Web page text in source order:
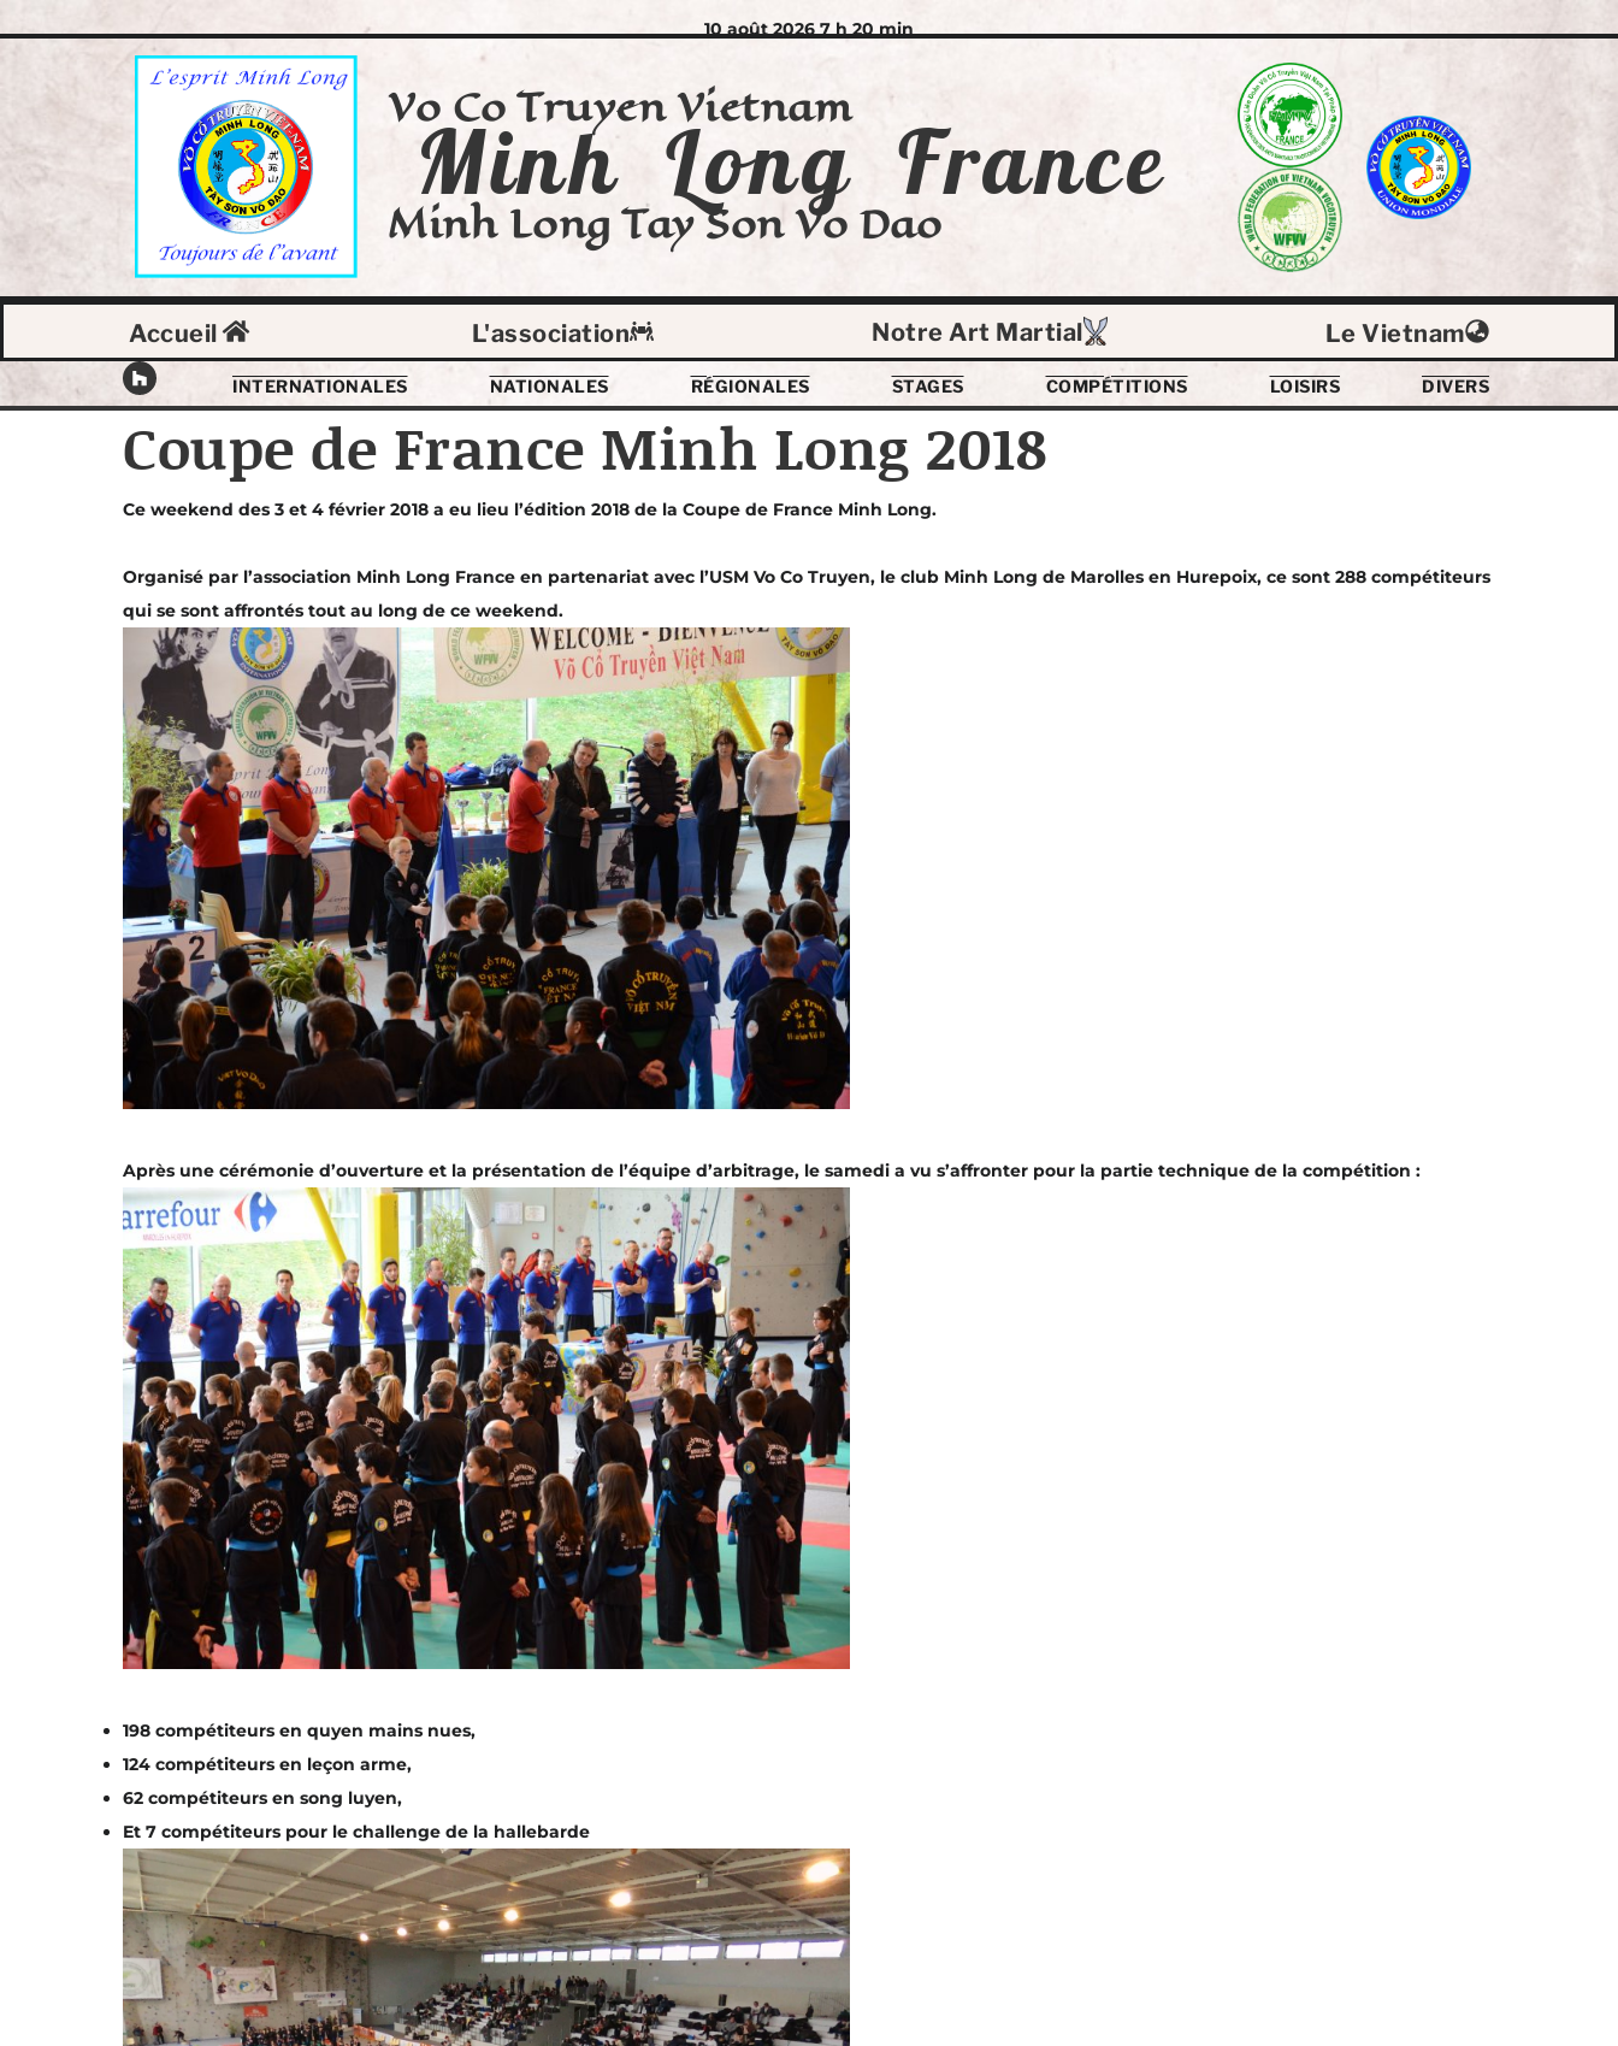
10 août 2026 7 h 20 min
Vo Co Truyen Vietnam
Minh Long France
Minh Long Tay Son Vo Dao
Accueil L'association Notre Art Martial Le Vietnam
INTERNATIONALES NATIONALES RÉGIONALES STAGES COMPÉTITIONS LOISIRS DIVERS
Coupe de France Minh Long 2018
Ce weekend des 3 et 4 février 2018 a eu lieu l’édition 2018 de la Coupe de France Minh Long.
Organisé par l’association Minh Long France en partenariat avec l’USM Vo Co Truyen, le club Minh Long de Marolles en Hurepoix, ce sont 288 compétiteurs
qui se sont affrontés tout au long de ce weekend.
Après une cérémonie d’ouverture et la présentation de l’équipe d’arbitrage, le samedi a vu s’affronter pour la partie technique de la compétition :
198 compétiteurs en quyen mains nues,
124 compétiteurs en leçon arme,
62 compétiteurs en song luyen,
Et 7 compétiteurs pour le challenge de la hallebarde